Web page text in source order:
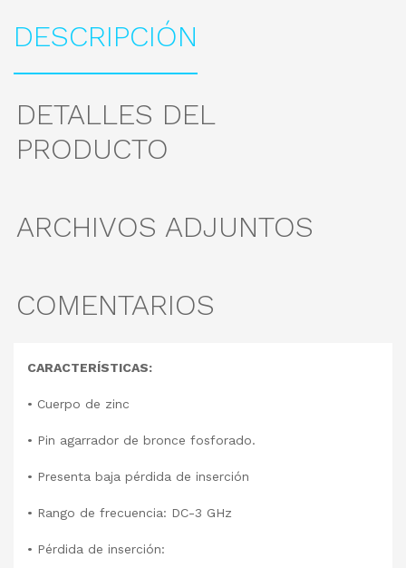
DESCRIPCIÓN
DETALLES DEL
PRODUCTO
ARCHIVOS ADJUNTOS
COMENTARIOS
CARACTERÍSTICAS:
• Cuerpo de zinc
• Pin agarrador de bronce fosforado.
• Presenta baja pérdida de inserción
• Rango de frecuencia: DC-3 GHz
• Pérdida de inserción: